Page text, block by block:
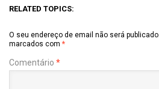
RELATED TOPICS:
O seu endereço de email não será publicado.
marcados com *
Comentário *